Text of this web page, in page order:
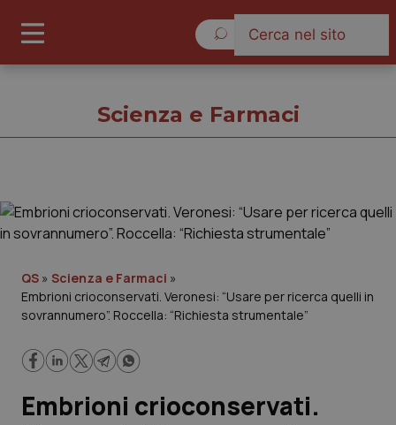
Governo e Parlamento
Regioni e Asl
Lavoro e Professioni
Scienza e Farmaci
QS » Scienza e Farmaci »
Embrioni crioconservati. Veronesi: “Usare per ricerca quelli in
sovrannumero”. Roccella: “Richiesta strumentale”
Embrioni crioconservati.